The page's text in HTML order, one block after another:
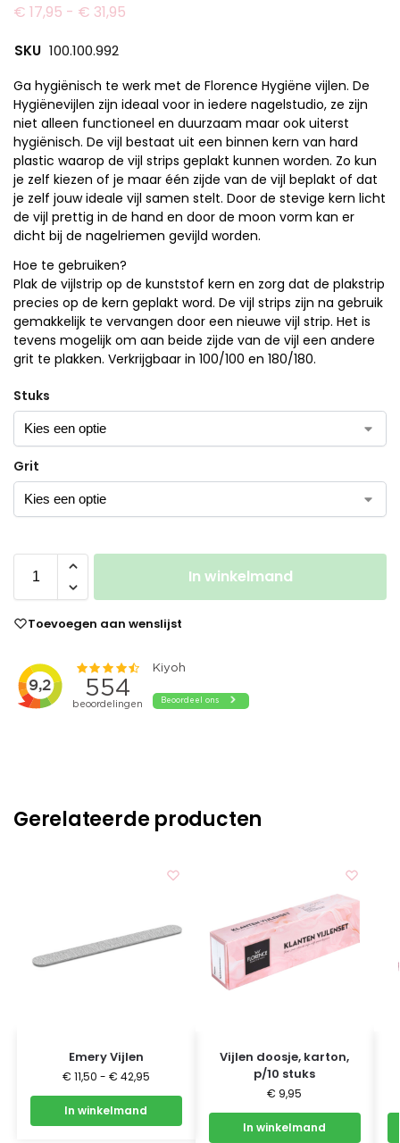
€ 17,95 - € 31,95
SKU 100.100.992
Ga hygiënisch te werk met de Florence Hygiëne vijlen. De
Hygiënevijlen zijn ideaal voor in iedere nagelstudio, ze zijn
niet alleen functioneel en duurzaam maar ook uiterst
hygiënisch. De vijl bestaat uit een binnen kern van hard
plastic waarop de vijl strips geplakt kunnen worden. Zo kun
je zelf kiezen of je maar één zijde van de vijl beplakt of dat
je zelf jouw ideale vijl samen stelt. Door de stevige kern licht
de vijl prettig in de hand en door de moon vorm kan er
dicht bij de nagelriemen gevijld worden.
Hoe te gebruiken?
Plak de vijlstrip op de kunststof kern en zorg dat de plakstrip
precies op de kern geplakt word. De vijl strips zijn na gebruik
gemakkelijk te vervangen door een nieuwe vijl strip. Het is
tevens mogelijk om aan beide zijde van de vijl een andere
grit te plakken. Verkrijgbaar in 100/100 en 180/180.
Stuks
Grit
In winkelmand
Toevoegen aan wenslijst
Gerelateerde producten
Emery Vijlen
€ 11,50 - € 42,95
In winkelmand
Vijlen doosje, karton,
p/10 stuks
€ 9,95
In winkelmand